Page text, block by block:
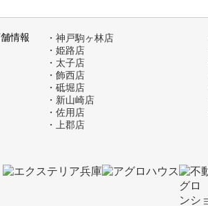
情報 ・神戸駒ヶ林店
・姫路店
・太子店
・飾西店
・砥堀店
・新山崎店
・佐用店
・上郡店